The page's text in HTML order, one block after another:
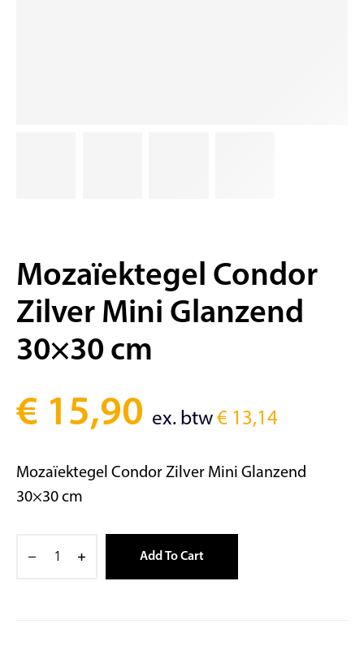
Mozaïektegel Condor
Zilver Mini Glanzend
30×30 cm
€ 15,90 ex. btw € 13,14
Mozaïektegel Condor Zilver Mini Glanzend
30×30 cm
Add To Cart